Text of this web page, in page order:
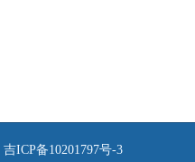
吉ICP备10201797号-3